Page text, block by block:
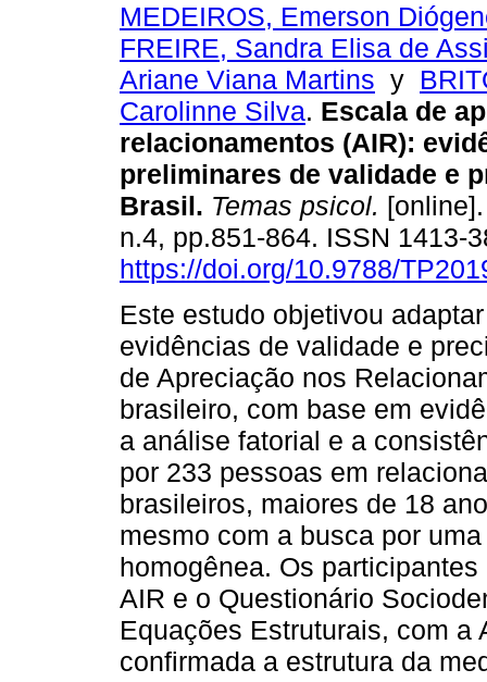
MEDEIROS, Emerson
FREIRE, Sandra Elisa de
Ariane Viana Martins y
Carolinne Silva. Escala de
relacionamentos (AIR):
preliminares de validade e
Brasil. Temas psicol.
n.4, pp.851-864. ISSN 1413-
https://doi.org/10.9788/
Este estudo objetivou
evidências de validade e
de Apreciação nos
brasileiro, com base em
a análise fatorial e a
por 233 pessoas em
brasileiros, maiores de 18
mesmo com a busca por
homogênea. Os
AIR e o Questionário
Equações Estruturais, com a
confirmada a estrutura da